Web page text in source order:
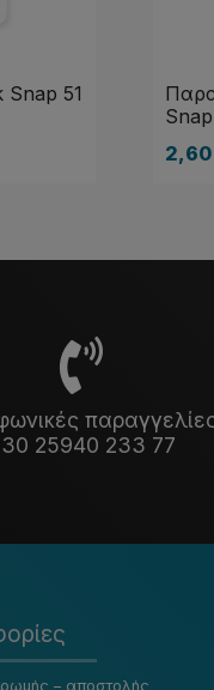
51
Snap
2,60
25940 233 77
– αποστολής